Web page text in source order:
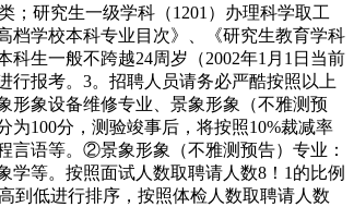
；研究生一级学科（1201）办理科学取工
档学校本科专业目次》、《研究生教育学科
生一般不跨越24周岁（2002年1月1日当前
行报考。3。招聘人员请务必严酷按照以上
形象设备维修专业、景象形象（不雅测预
为100分，测验竣事后，将按照10%裁减率
言语等。②景象形象（不雅测预告）专业：
等。按照面试人数取聘请人数8！1的比例
到低进行排序，按照体检人数取聘请人数